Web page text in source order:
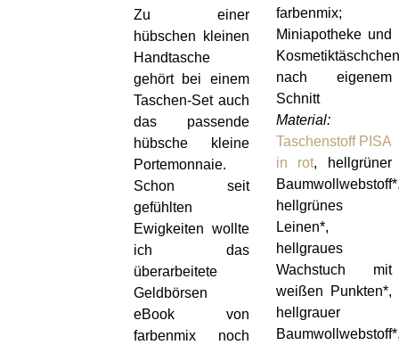
Zu einer
hübschen kleinen
Handtasche
gehört bei einem
Taschen-Set auch
das passende
hübsche kleine
Portemonnaie.
Schon seit
gefühlten
Ewigkeiten wollte
ich das
überarbeitete
Geldbörsen
eBook von
farbenmix noch
farbenmix;
Miniapotheke und
nach eigenem
Schnitt
Material:
Taschenstoff PISA
in rot, hellgrüner
hellgrünes
Leinen*,
hellgraues
Wachstuch mit
weißen Punkten*,
hellgrauer